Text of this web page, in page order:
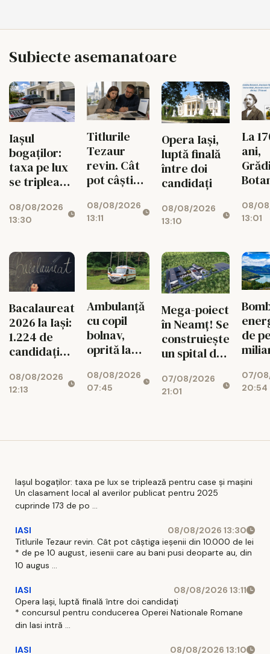
Subiecte asemanatoare
Iașul
bogaților:
taxa pe lux
se triplează
și mașini
08/08/2026
13:30
Titlurile
Tezaur
revin. Cât
pot câștiga
10.000 de
lei
08/08/2026
13:11
Opera Iași,
luptă finală
între doi
candidați
08/08/2026
13:10
La
ani,
08/
13:01
Bacalaureat
2026 la Iași:
1.224 de
candidați
examen
08/08/2026
12:13
Ambulanță
cu copil
bolnav,
oprită la
face
verificări
08/08/2026
07:45
Mega-poiect
în Neamț! Se
construiește
un spital de
miliarde de
lei, cu 469
07/08/2026
21:01
de
07/
20:54
Iașul bogaților: taxa pe lux se triplează pentru case și mașini
Un clasament local al averilor publicat pentru 2025
cuprinde 173 de po ...
IASI
08/08/2026 13:30
Titlurile Tezaur revin. Cât pot câștiga ieșenii din 10.000 de lei
* de pe 10 august, iesenii care au bani pusi deoparte au, din
10 augus ...
IASI
08/08/2026 13:11
Opera Iași, luptă finală între doi candidați
* concursul pentru conducerea Operei Nationale Romane
din Iasi intră ...
IASI 08/08/2026 13:10